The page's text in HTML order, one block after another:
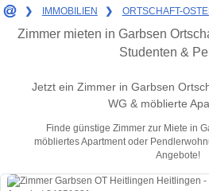
❯ IMMOBILIEN ❯ ORTSCHAFT-
Zimmer mieten in Garbsen
Studenten &
Jetzt ein Zimmer in Garbsen
WG & möblierte
Finde günstige Zimmer zur Miete in
möbliertes Apartment oder
Angebote!